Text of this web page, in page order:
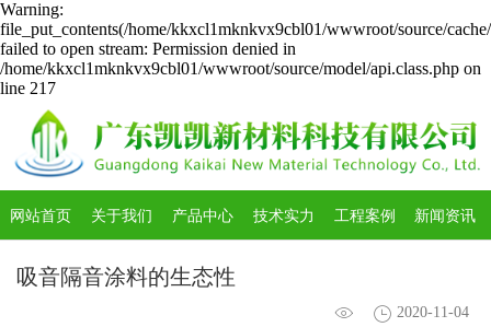
Warning:
file_put_contents(/home/kkxcl1mknkvx9cbl01/wwwroot/source/
failed to open stream: Permission denied in
/home/kkxcl1mknkvx9cbl01/wwwroot/source/model/api.class.php on
line 217
网站首页 关于我们 产品中心 技术实力 工程案例 新闻资讯
吸音隔音涂料的生态性
2020-11-04